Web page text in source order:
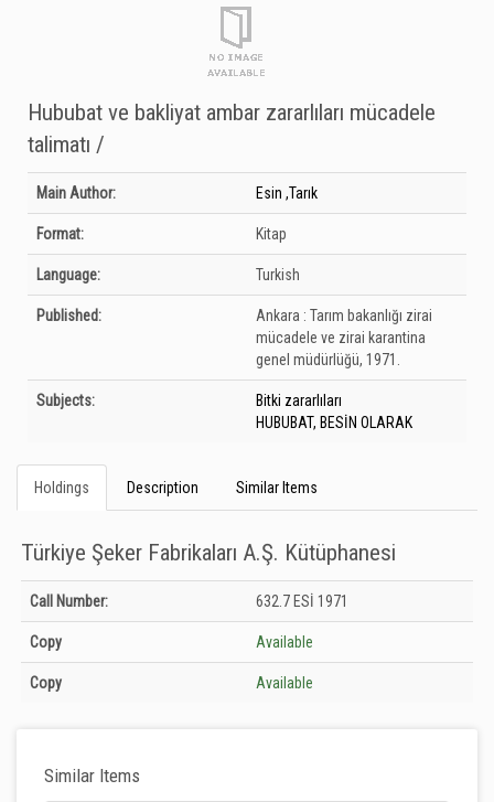
Hububat ve bakliyat ambar zararlıları mücadele
talimatı /
Bibliographic Details
Main Author: Esin ,Tarık
Format: Kitap
Language: Turkish
Published: Ankara : Tarım bakanlığı zirai
mücadele ve zirai karantina
genel müdürlüğü, 1971.
Subjects:
Bitki zararlıları
HUBUBAT, BESİN OLARAK
Holdings Description Similar Items
Türkiye Şeker Fabrikaları A.Ş. Kütüphanesi
Holdings details from Türkiye Şeker Fabrikaları A.Ş. Kütüphanesi: Unknown
Call Number: 632.7 ESİ 1971
Copy Available
Copy Available
Similar Items